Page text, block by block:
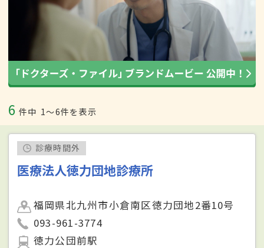
6 件中 1〜6件を表示
診療時間外
医療法人徳力団地診療所
福岡県北九州市小倉南区徳力団地2番10号
093-961-3774
徳力公団前駅